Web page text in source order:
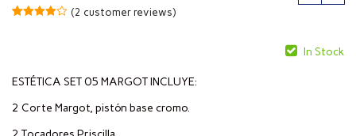
puntuacio
nes de
(2 customer reviews)
In Stock
ESTÉTICA SET 05 MARGOT INCLUYE:
2 Corte Margot, pistón base cromo.